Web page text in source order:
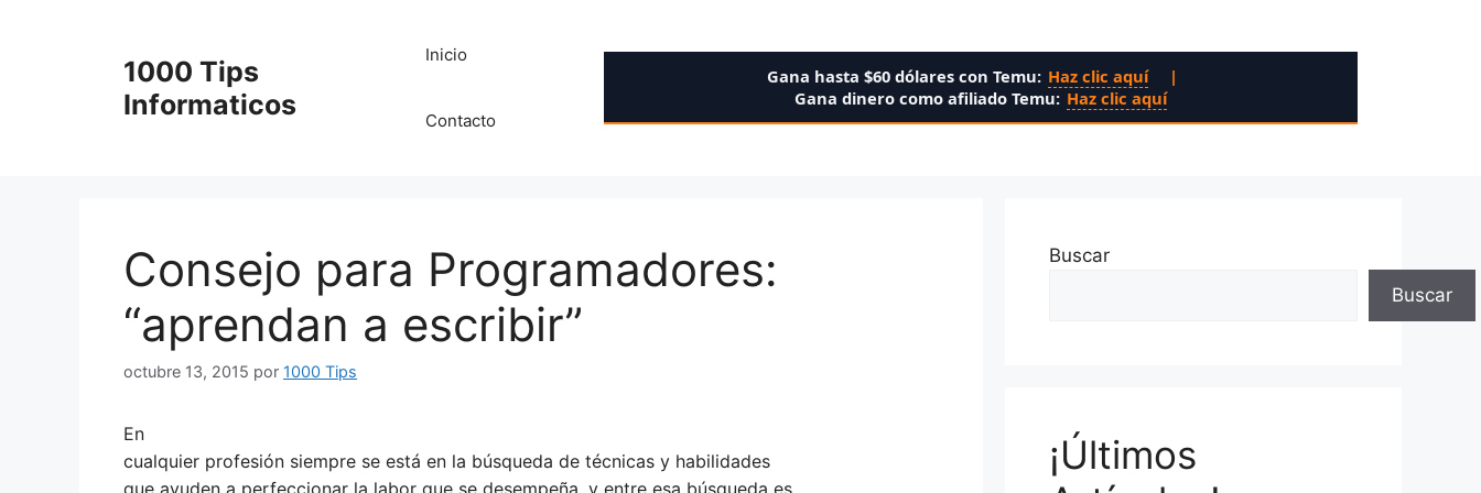
1000 Tips
Informaticos
Inicio
Contacto
Gana hasta $60 dólares con Temu: Haz clic aquí
|
Gana dinero como afiliado Temu: Haz clic aquí
Consejo para Programadores:
“aprendan a escribir”
octubre 13, 2015 por 1000 Tips
En
cualquier profesión siempre se está en la búsqueda de técnicas y habilidades
Buscar
Buscar
¡Últimos